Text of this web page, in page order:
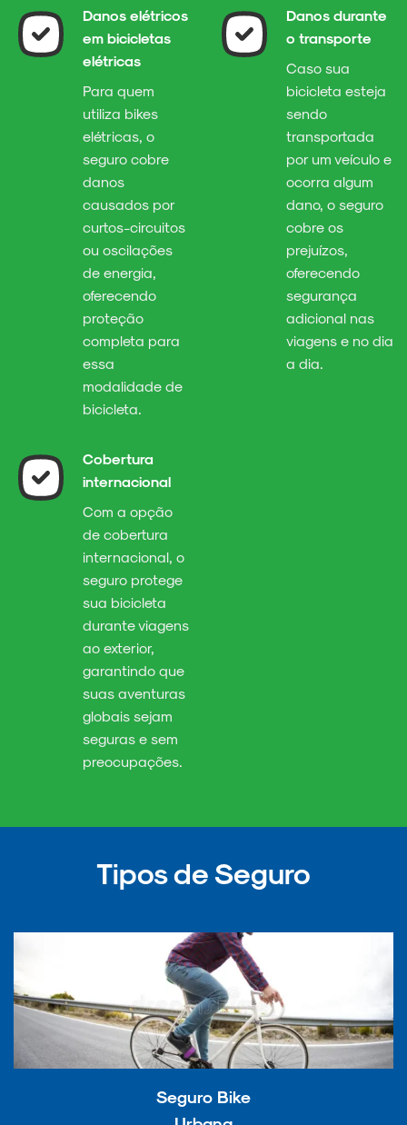
Danos elétricos
em bicicletas
elétricas
Para quem
utiliza bikes
elétricas, o
seguro cobre
danos
causados por
curtos-circuitos
ou oscilações
de energia,
oferecendo
proteção
completa para
essa
modalidade de
bicicleta.
Danos durante
o transporte
Caso sua
bicicleta esteja
sendo
transportada
por um veículo e
ocorra algum
dano, o seguro
cobre os
prejuízos,
oferecendo
segurança
adicional nas
viagens e no dia
a dia.
Cobertura
internacional
Com a opção
de cobertura
internacional, o
seguro protege
sua bicicleta
durante viagens
ao exterior,
garantindo que
suas aventuras
globais sejam
seguras e sem
preocupações.
Tipos de Seguro
Seguro Bike